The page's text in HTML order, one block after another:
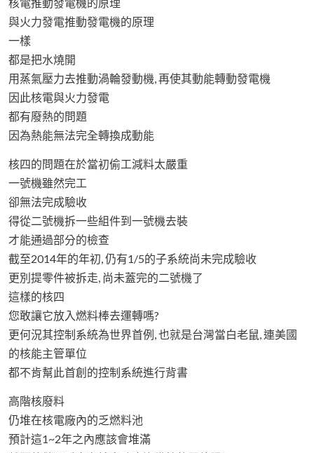
與火力發電推動發電機的原理
一樣
都是把水燒開
用蒸氣壓力去推動渦輪發動機, 再使其動能轉動發電機
因此核電與火力發電
都有廢熱的問題
因為熱能無法完全轉換成動能
核四的問題在於當初偷工減料太嚴重
一號機雖然完工
卻無法完成驗收
得從二號機拆一些組件到一號機去裝
才能通過部分的檢查
截至2014年的年初, 仍有1/5的子系統尚未完成驗收
更別提零件被拆走, 尚未蓋完的二號機了
這樣的核四
您敢讓它放入燃料棒去運轉嗎?
更何況其控制系統為世界首例, 也就是台灣當白老鼠, 連美國
的核能主管單位
都不肯幫此首創的控制系統進行背書
高階核廢料
仍堆在核電廠內的乏燃料池
預計這1~2年之內應該會堆滿